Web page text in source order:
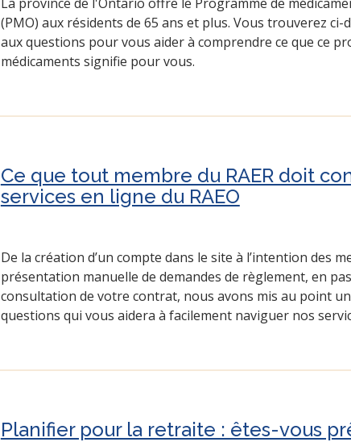
(PMO) aux résidents de 65 ans et plus. Vous trouverez ci-
aux questions pour vous aider à comprendre ce que ce
médicaments signifie pour vous.
Ce que tout membre du RAER doit
services en ligne du RAEO
De la création d’un compte dans le site à l’intention des
présentation manuelle de demandes de règlement, en
consultation de votre contrat, nous avons mis au point
questions qui vous aidera à facilement naviguer nos
Planifier pour la retraite : êtes-vous